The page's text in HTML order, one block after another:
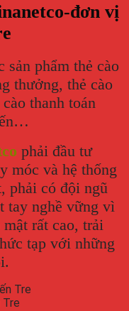
đơn vị
sản phẩm thẻ cào
thưởng, thẻ cào
thanh toán
phải đầu tư
móc và hệ thống
phải có đội ngũ
tay nghề vững vì
mật rất cao, trải
tạp với những